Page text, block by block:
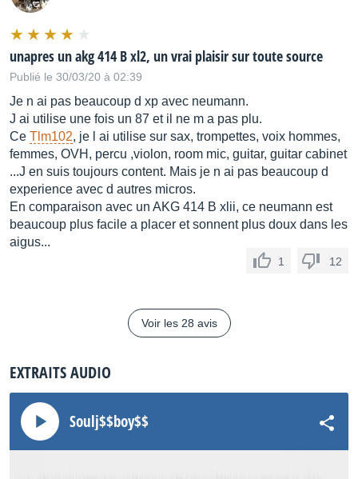
unapres un akg 414 B xl2, un vrai plaisir sur toute source
Publié le 30/03/20 à 02:39
Je n ai pas beaucoup d xp avec neumann.
J ai utilise une fois un 87 et il ne m a pas plu.
Ce Tlm102, je l ai utilise sur sax, trompettes, voix hommes,
femmes, OVH, percu ,violon, room mic, guitar, guitar cabinet
...J en suis toujours content. Mais je n ai pas beaucoup d
experience avec d autres micros.
En comparaison avec un AKG 414 B xlii, ce neumann est
beaucoup plus facile a placer et sonnent plus doux dans les
aigus...
1 12
Voir les 28 avis
EXTRAITS AUDIO
Soulj$$boy$$